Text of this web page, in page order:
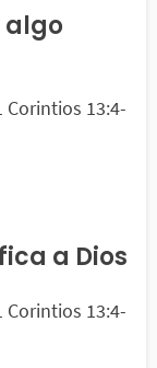
algo
Corintios 13:4-
a Dios
Corintios 13:4-